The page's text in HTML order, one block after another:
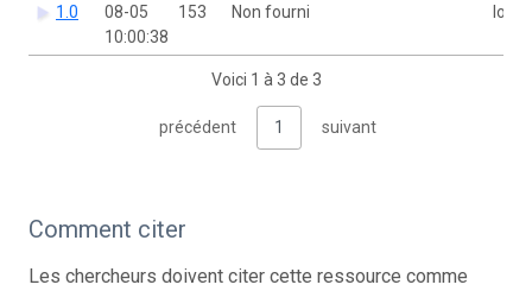
1.0
08-05
10:00:38
153 Non fourni
Voici 1 à 3 de 3
précédent 1 suivant
Comment citer
Les chercheurs doivent citer cette ressource comme